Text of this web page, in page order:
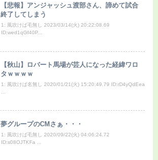
【悲報】アンジャッシュ渡部さん、諦めて試合
終了してしまう
1: 風吹けば毛無し 2023/03/14(火) 20:22:08.69
ID:wed1qGf40P...
【秋山】ロバート馬場が芸人になった経緯ワロ
タｗｗｗｗ
1: 風吹けば名無し 2020/01/21(火) 15:20:49.79 ID:rD4yQdEea
夢グループのCMさぁ・・・
1: 風吹けば毛無し 2020/09/22(火) 04:06:24.72
ID:s08OJTKFa ...